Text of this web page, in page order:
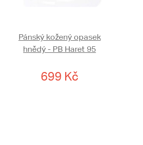
Pánský kožený opasek
hnědý - PB Haret 95
699 Kč